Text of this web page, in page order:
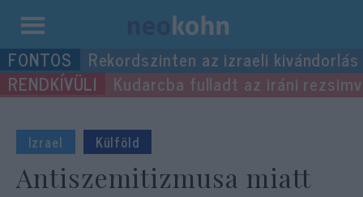
Kilépés
a
tartalomba
Rekordszinten az izraeli kivándorlás
Kudarcba fulladt az iráni
Izrael Külföld
Antiszemitizmusa miatt